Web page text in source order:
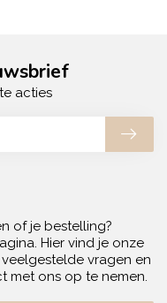
of je bestelling?
Hier vind je onze
vragen en
met ons op te nemen.
acties